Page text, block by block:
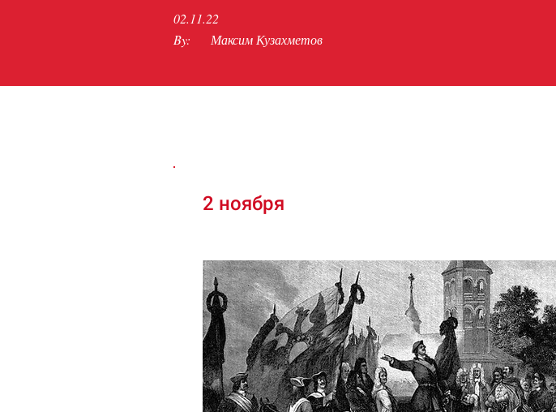
02.11.22
By:
Максим Кузахметов
2 ноября